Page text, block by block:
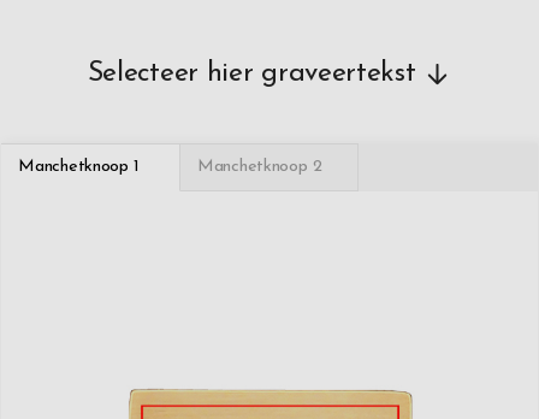
Selecteer hier graveertekst
Manchetknoop 1 Manchetknoop 2